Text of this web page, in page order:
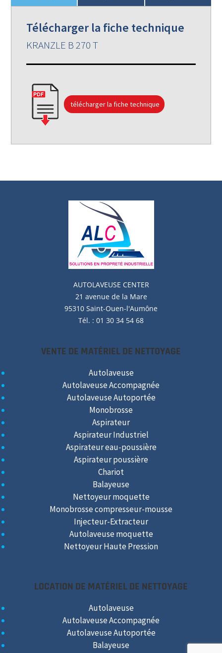
Télécharger la fiche technique
KRANZLE B 270 T
télécharger la fiche technique
AUTOLAVEUSE CENTER
21 avenue de la Mare
95310 Saint-Ouen-l'Aumône
Tél. : 01 30 34 54 68
VENTE DE MATÉRIEL DE NETTOYAGE
Autolaveuse
Autolaveuse Accompagnée
Autolaveuse Autoportée
Monobrosse
Aspirateur
Aspirateur Industriel
Aspirateur eau-poussière
Aspirateur poussière
Chariot
Balayeuse
Nettoyeur moquette
Monobrosse compresseur-mousse
Injecteur-Extracteur
Autolaveuse moquette
Nettoyeur Haute Pression
LOCATION DE MATÉRIEL DE NETTOYAGE
Autolaveuse
Autolaveuse Accompagnée
Autolaveuse Autoportée
Balayeuse